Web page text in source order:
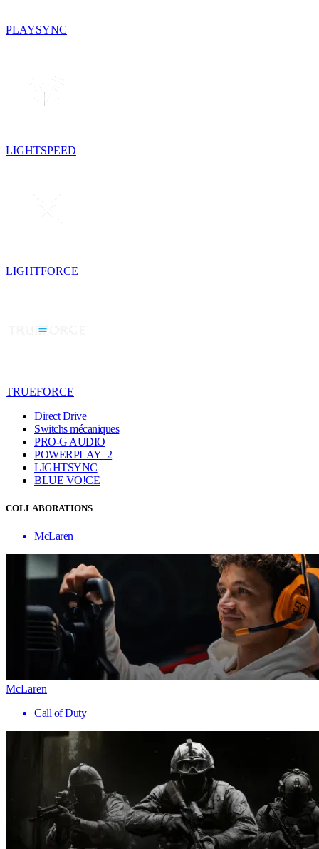
PLAYSYNC
LIGHTSPEED
LIGHTFORCE
TRUEFORCE
Direct Drive
Switchs mécaniques
PRO-G AUDIO
POWERPLAY 2
LIGHTSYNC
BLUE VO!CE
COLLABORATIONS
McLaren
McLaren
Call of Duty